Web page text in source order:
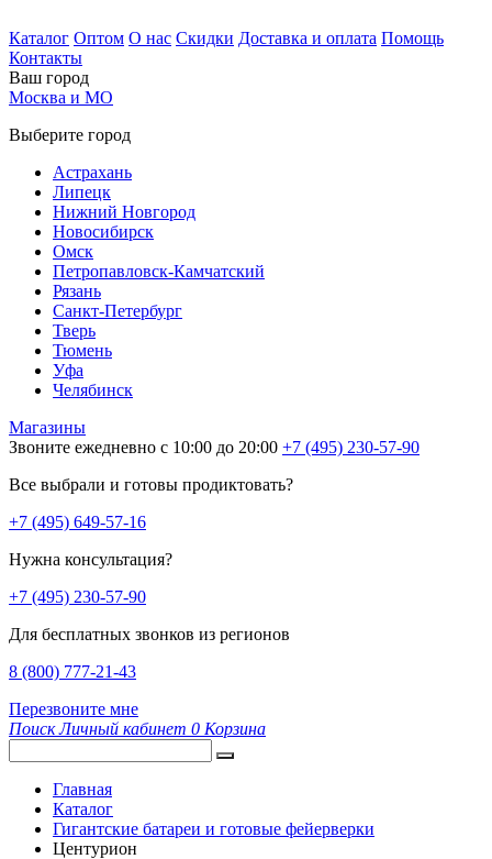
Каталог Оптом О нас Скидки Доставка и оплата Помощь
Контакты
Ваш город
Москва и МО
Выберите город
Астрахань
Липецк
Нижний Новгород
Новосибирск
Омск
Петропавловск-Камчатский
Рязань
Санкт-Петербург
Тверь
Тюмень
Уфа
Челябинск
Магазины
Звоните ежедневно с 10:00 до 20:00 +7 (495) 230-57-90
Все выбрали и готовы продиктовать?
+7 (495) 649-57-16
Нужна консультация?
+7 (495) 230-57-90
Для бесплатных звонков из регионов
8 (800) 777-21-43
Перезвоните мне
Поиск Личный кабинет 0 Корзина
Главная
Каталог
Гигантские батареи и готовые фейерверки
Центурион